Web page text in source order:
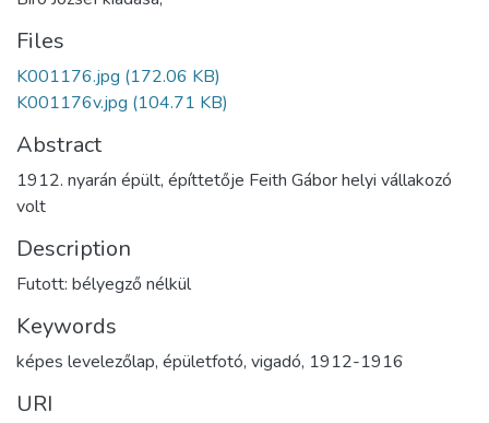
Files
K001176.jpg (172.06 KB)
K001176v.jpg (104.71 KB)
Abstract
1912. nyarán épült, építtetője Feith Gábor helyi vállakozó
volt
Description
Futott: bélyegző nélkül
Keywords
képes levelezőlap, épületfotó, vigadó, 1912-1916
URI